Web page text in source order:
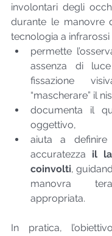
involontari degli
durante le manovre
tecnologia a infrarossi
permette
assenza di
fissazione
“mascherare” il
documenta il
oggettivo,
aiuta a
accuratezza il
coinvolti,
manovra
appropriata.
In pratica,